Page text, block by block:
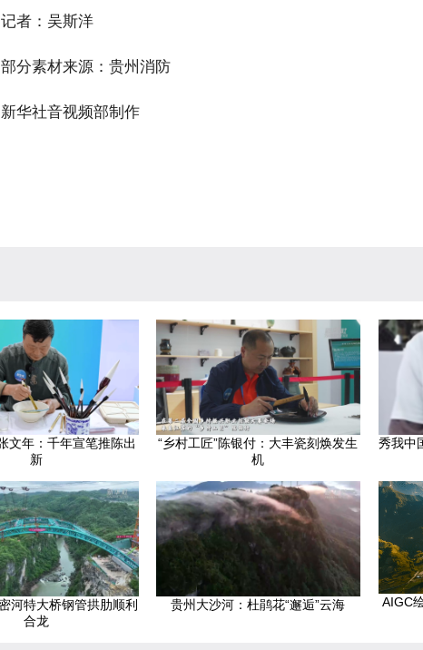
：吴斯洋
素材来源：贵州消防
社音视频部制作
文年：千年宣笔推陈出
新
“乡村工匠”陈银付：大丰瓷刻焕发生
机
秀我中
河特大桥钢管拱肋顺利
合龙
贵州大沙河：杜鹃花“邂逅”云海
AIGC